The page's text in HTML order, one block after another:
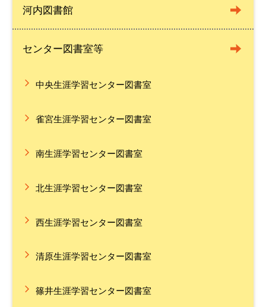
河内図書館
センター図書室等
中央生涯学習センター図書室
雀宮生涯学習センター図書室
南生涯学習センター図書室
北生涯学習センター図書室
西生涯学習センター図書室
清原生涯学習センター図書室
篠井生涯学習センター図書室